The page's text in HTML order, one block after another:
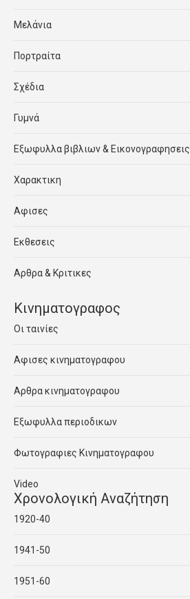
Μελάνια
Πορτραίτα
Σχέδια
Γυμνά
Εξωφυλλα βιβλιων & Εικονογραφησεις
Χαρακτικη
Αφισες
Εκθεσεις
Αρθρα & Κριτικες
Κινηματογραφος
Οι ταινίες
Αφισες κινηματογραφου
Αρθρα κινηματογραφου
Εξωφυλλα περιοδικων
Φωτογραφιες Κινηματογραφου
Video
Χρονολογική Αναζήτηση
1920-40
1941-50
1951-60